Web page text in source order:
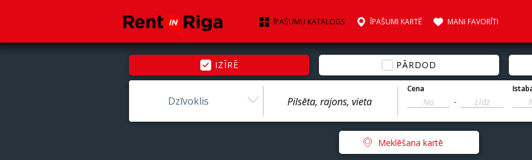
ĪPAŠUMU KATALOGS ĪPAŠUMI KARTĒ MANI FAVORĪTI
IZĪRĒ PĀRDOD
Dzīvoklis
Cena
-
Meklēšana kartē